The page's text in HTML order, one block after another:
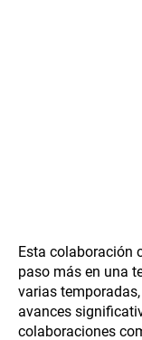
Esta colaboración
paso más en una
varias
avances
colaboraciones